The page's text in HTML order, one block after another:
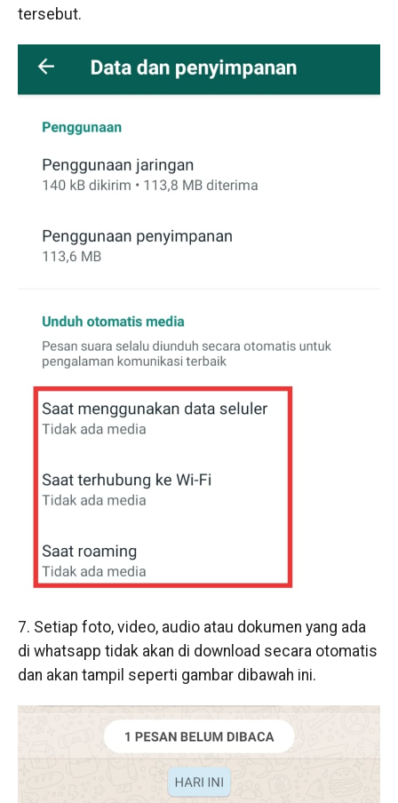
tersebut.
7. Setiap foto, video, audio atau dokumen yang ada
di whatsapp tidak akan di download secara otomatis
dan akan tampil seperti gambar dibawah ini.